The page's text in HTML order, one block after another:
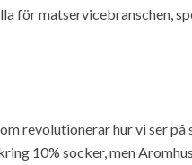
för matservicebranschen,
revolutionerar hur vi ser på
10% socker, men